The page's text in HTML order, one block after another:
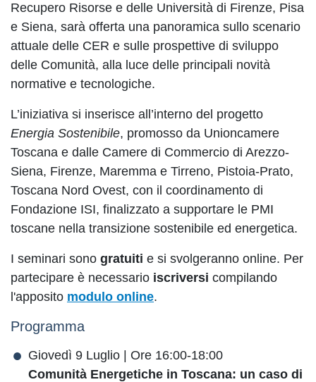
Recupero Risorse e delle Università di Firenze, Pisa
e Siena, sarà offerta una panoramica sullo scenario
attuale delle CER e sulle prospettive di sviluppo
delle Comunità, alla luce delle principali novità
normative e tecnologiche.
L’iniziativa si inserisce all’interno del progetto
Energia Sostenibile, promosso da Unioncamere
Toscana e dalle Camere di Commercio di Arezzo-
Siena, Firenze, Maremma e Tirreno, Pistoia-Prato,
Toscana Nord Ovest, con il coordinamento di
Fondazione ISI, finalizzato a supportare le PMI
toscane nella transizione sostenibile ed energetica.
I seminari sono gratuiti e si svolgeranno online. Per
partecipare è necessario iscriversi compilando
l'apposito modulo online.
Programma
Giovedì 9 Luglio | Ore 16:00-18:00
Comunità Energetiche in Toscana: un caso di